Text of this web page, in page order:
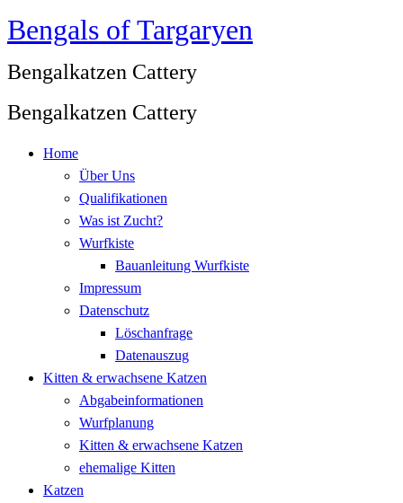
Zum
springen
Bengals of Targaryen
Bengalkatzen Cattery
Bengalkatzen Cattery
Home
Über Uns
Qualifikationen
Was ist Zucht?
Wurfkiste
Bauanleitung Wurfkiste
Impressum
Datenschutz
Löschanfrage
Datenauszug
Kitten & erwachsene Katzen
Abgabeinformationen
Wurfplanung
Kitten & erwachsene Katzen
ehemalige Kitten
Katzen